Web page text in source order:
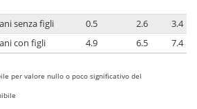
senza figli 0.5 2.6
3.4
con figli
4.9 6.5 7.4
per valore nullo o poco significativo del